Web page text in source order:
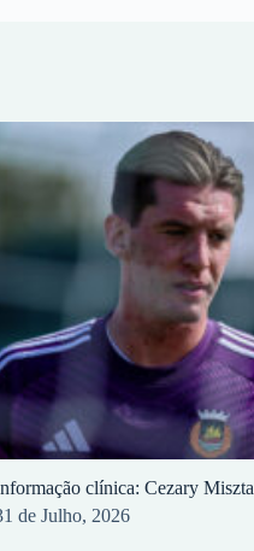
clínica: Cezary Miszta
de Julho, 2026